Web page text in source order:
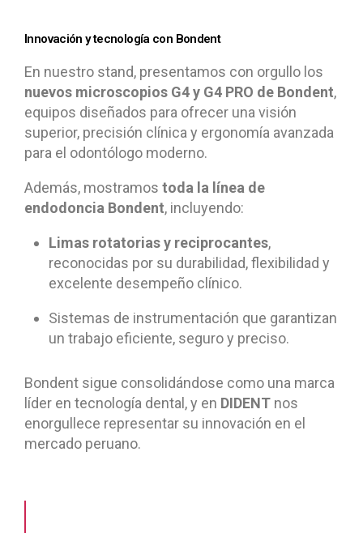
Innovación y tecnología con Bondent
En nuestro stand, presentamos con orgullo los
nuevos microscopios G4 y G4 PRO de Bondent,
equipos diseñados para ofrecer una visión
superior, precisión clínica y ergonomía avanzada
para el odontólogo moderno.
Además, mostramos toda la línea de
endodoncia Bondent, incluyendo:
Limas rotatorias y reciprocantes,
reconocidas por su durabilidad, flexibilidad y
excelente desempeño clínico.
Sistemas de instrumentación que garantizan
un trabajo eficiente, seguro y preciso.
Bondent sigue consolidándose como una marca
líder en tecnología dental, y en DIDENT nos
enorgullece representar su innovación en el
mercado peruano.